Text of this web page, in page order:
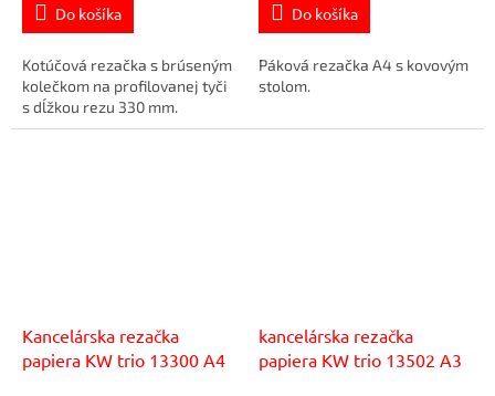
Do košíka
Kotúčová rezačka s brúseným
kolečkom na profilovanej tyči
s dĺžkou rezu 330 mm.
Do košíka
Páková rezačka A4 s kovovým
stolom.
Kancelárska rezačka
papiera KW trio 13300 A4
kancelárska rezačka
papiera KW trio 13502 A3